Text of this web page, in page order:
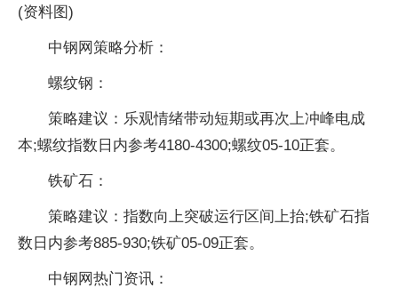
(资料图)
中钢网策略分析：
螺纹钢：
策略建议：乐观情绪带动短期或再次上冲峰电成
本;螺纹指数日内参考4180-4300;螺纹05-10正套。
铁矿石：
策略建议：指数向上突破运行区间上抬;铁矿石指
数日内参考885-930;铁矿05-09正套。
中钢网热门资讯：